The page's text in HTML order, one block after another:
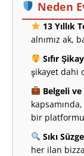
Neden
13 Yıllık
alnımız ak,
Sıfır
şikayet dahi
Belgeli ve
bir
Sıkı
her ilan